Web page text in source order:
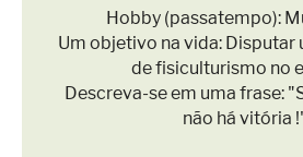
Hobby (passatempo):
Um objetivo na vida:
de fisiculturismo no
Descreva-se em uma frase:
não há vitória